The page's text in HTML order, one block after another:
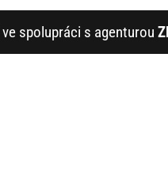
ve spolupráci s agenturou